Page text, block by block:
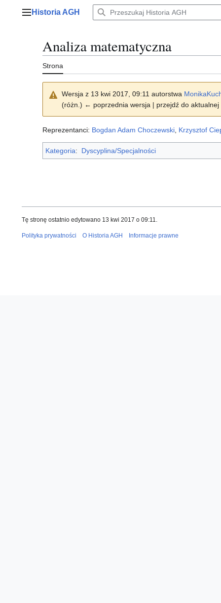
Menu główne
Historia AGH
Analiza matematyczna
Strona
Wersja z 13 kwi 2017, 09:11 autorstwa
(różn.) ← poprzednia wersja | przejdź do
Reprezentanci: Bogdan Adam Choczewski Krzysztof
Kategoria: Dyscyplina/Specjalności
Tę stronę ostatnio edytowano 13 kwi 2017 o 09:11.
Polityka prywatności O Historia AGH Informacje prawne